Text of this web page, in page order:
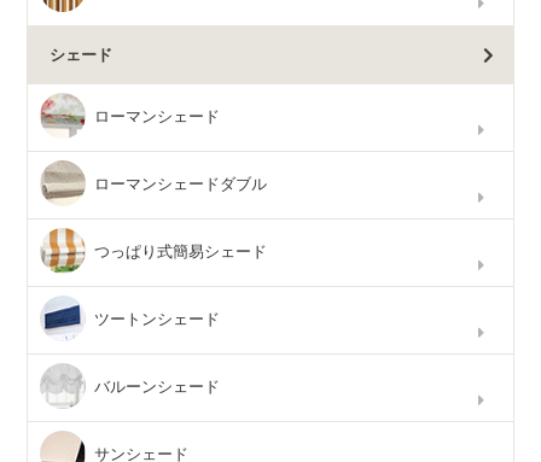
シェード
ローマンシェード
ローマンシェードダブル
つっぱり式簡易シェード
ツートンシェード
バルーンシェード
サンシェード